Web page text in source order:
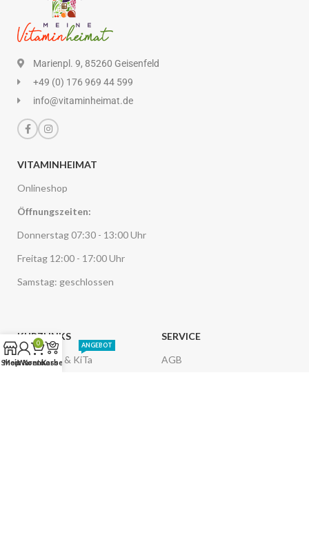
Marienpl. 9, 85260 Geisenfeld
+49 (0) 176 969 44 599
info@vitaminheimat.de
VITAMINHEIMAT
Onlineshop
Öffnungszeiten:
Donnerstag 07:30 - 13:00 Uhr
Freitag 12:00 - 17:00 Uhr
Samstag: geschlossen
KURZLINKS
Für Schule & KiTa
ANGEBOT
SERVICE
AGB
Shop
Mein Konto
0
Warenkorb
Kasse